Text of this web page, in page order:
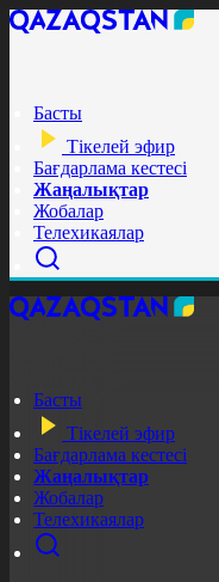
Басты
Тікелей эфир
Бағдарлама кестесі
Жаңалықтар
Жобалар
Телехикаялар
Басты
Тікелей эфир
Бағдарлама кестесі
Жаңалықтар
Жобалар
Телехикаялар